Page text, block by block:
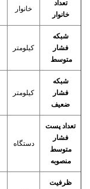
تعداد
خانوار
خانوار
شبکه
فشار
متوسط
کیلومتر
شبکه
فشار
ضعیف
کیلومتر
تعداد پست
فشار
متوسط
منصوبه
دستگاه
ظرفیت